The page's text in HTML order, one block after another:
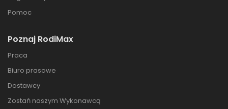
Pomoc
Poznaj RodiMax
Praca
Biuro prasowe
Dostawcy
Zostań naszym Wykonawcą